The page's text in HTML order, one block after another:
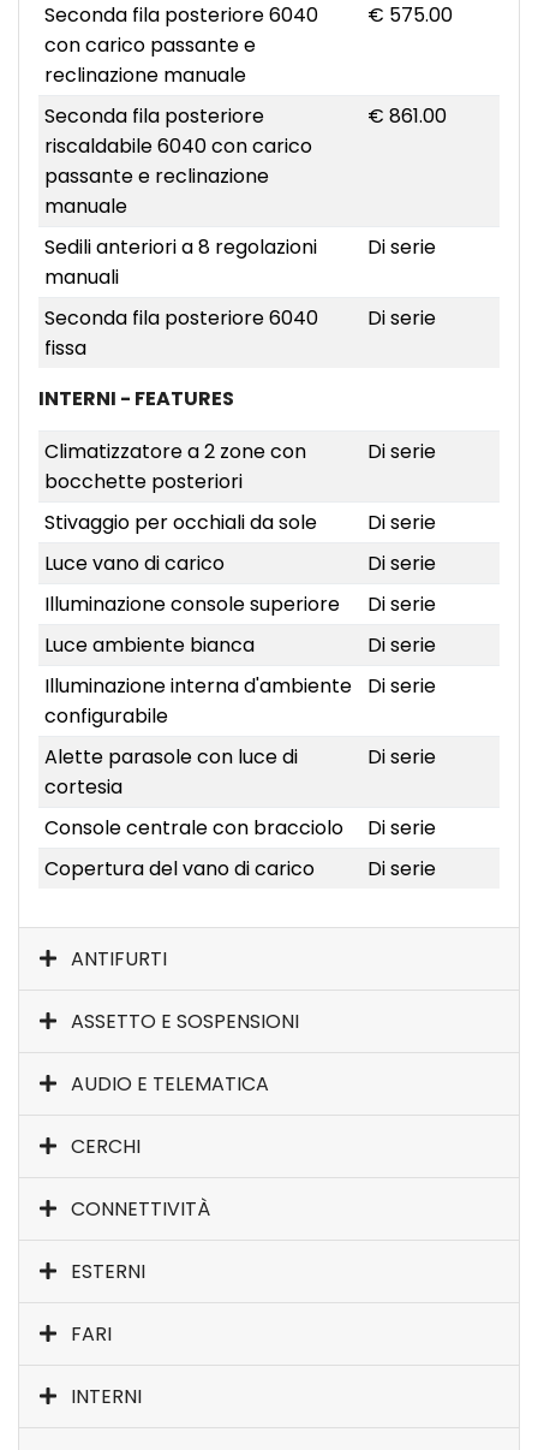
Seconda fila posteriore 6040
con carico passante e
reclinazione manuale
€ 575.00
Seconda fila posteriore
riscaldabile 6040 con carico
passante e reclinazione
manuale
€ 861.00
Sedili anteriori a 8 regolazioni
manuali
Di serie
Seconda fila posteriore 6040
fissa
Di serie
INTERNI - FEATURES
Climatizzatore a 2 zone con
bocchette posteriori
Di serie
Stivaggio per occhiali da sole
Di serie
Luce vano di carico
Di serie
Illuminazione console superiore
Di serie
Luce ambiente bianca
Di serie
Illuminazione interna d'ambiente
configurabile
Di serie
Alette parasole con luce di
cortesia
Di serie
Console centrale con bracciolo
Di serie
Copertura del vano di carico
Di serie
ANTIFURTI
ASSETTO E SOSPENSIONI
AUDIO E TELEMATICA
CERCHI
CONNETTIVITÀ
ESTERNI
FARI
INTERNI